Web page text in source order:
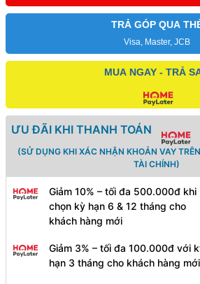
12L
TRẢ GÓP QUA
Visa, Master, JCB
MUA NGAY - TRẢ
ƯU ĐÃI KHI THANH TOÁN
(SỬ DỤNG KHI XÁC NHẬN KHOẢN VAY
TÀI CHÍNH)
Giảm 10% – tối đa 500.000đ khi
chọn kỳ hạn 6 & 12 tháng cho
khách hàng mới
Giảm 3% – tối đa 100.000đ với
hạn 3 tháng cho khách hàng mới